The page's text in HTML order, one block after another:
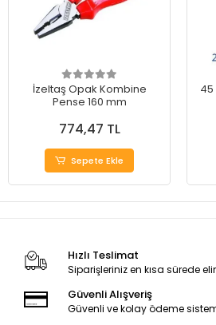
İzeltaş Opak Kombine
Pense 160 mm
774,47 TL
Sepete Ekle
45
Hızlı Teslimat
Siparişleriniz en kısa sürede
Güvenli Alışveriş
Güvenli ve kolay ödeme